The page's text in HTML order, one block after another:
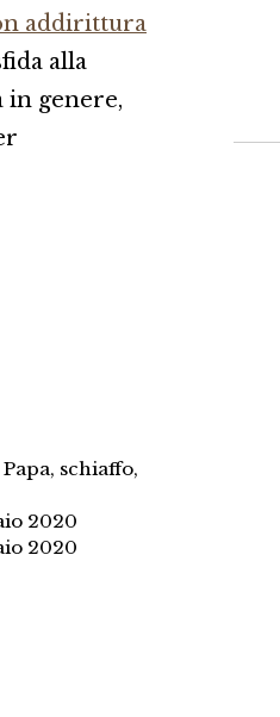
addirittura
alla
in genere,
Papa, schiaffo,
2020
2020